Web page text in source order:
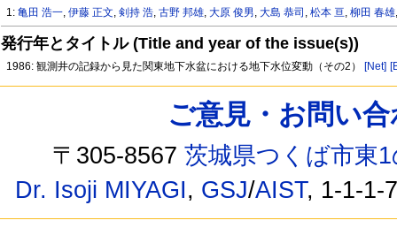
1:亀田 浩一,伊藤 正文,剣持 浩,古野 邦雄,大原 俊男,大島 恭司 ,松本 亘,柳田 春雄
発行年とタイトル (Title and year of the issue(s))
1986: 観測井の記録から見た関東地下水盆における地下水位変動（その2） [Net]
ご意見・お問い
〒305-8567茨城県つくば市東
Dr. Isoji MIYAGI, GSJ/AIST, 1-1-1-